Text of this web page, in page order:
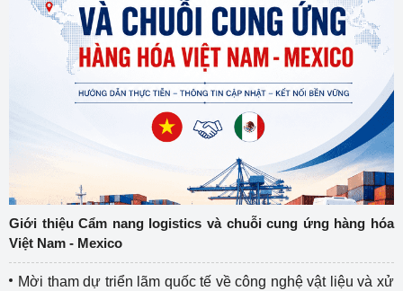
Giới thiệu Cẩm nang logistics và chuỗi cung ứng hàng hóa
Việt Nam - Mexico
Mời tham dự triển lãm quốc tế về công nghệ vật liệu và xử